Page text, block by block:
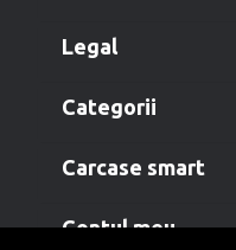
legal
categorii
carcase smart
contul meu